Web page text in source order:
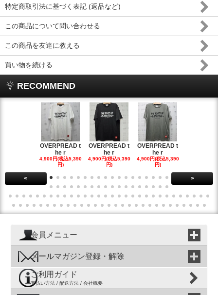
特定商取引法に基づく表記 (返品など)
この商品について問い合わせる
この商品を友達に教える
買い物を続ける
RECOMMEND
OVERPREAD t
he r
4,900円(税込5,390
円)
OVERPREAD t
he r
4,900円(税込5,390
円)
OVERPREAD t
he r
4,900円(税込5,390
円)
< >
会員メニュー
メールマガジン登録・解除
ご利用ガイド
支払い方法 / 配送方法 / 会社概要